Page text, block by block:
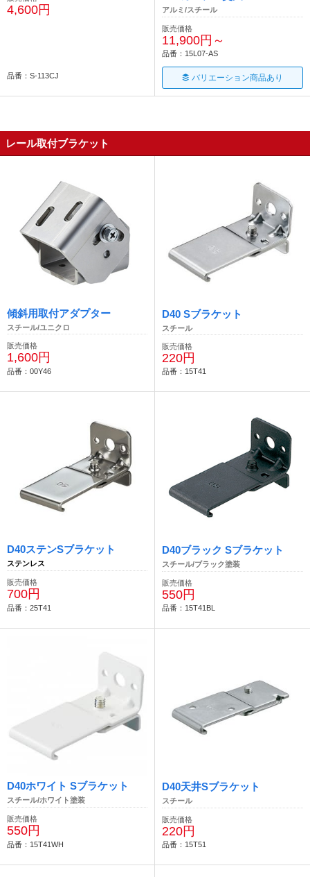
4,600円
品番：S-113CJ
アルミ/スチール
販売価格
11,900円～
品番：15L07-AS
バリエーション商品あり
レール取付ブラケット
傾斜用取付アダプター
スチール/ユニクロ
販売価格
1,600円
品番：00Y46
D40 Sブラケット
スチール
販売価格
220円
品番：15T41
D40ステンSブラケット
ステンレス
販売価格
700円
品番：25T41
D40ブラック Sブラケット
スチール/ブラック塗装
販売価格
550円
品番：15T41BL
D40ホワイト Sブラケット
スチール/ホワイト塗装
販売価格
550円
品番：15T41WH
D40天井Sブラケット
スチール
販売価格
220円
品番：15T51